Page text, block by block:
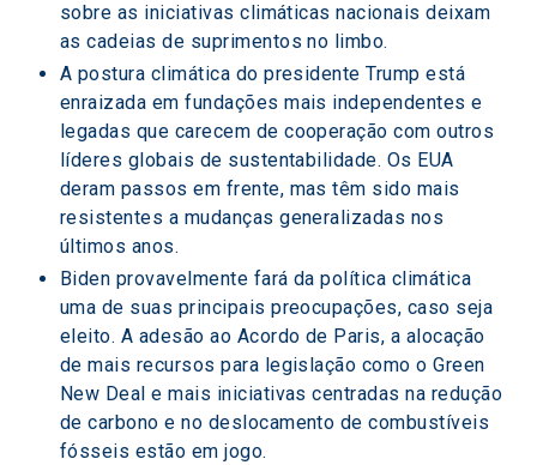
sobre as iniciativas climáticas nacionais deixam
as cadeias de suprimentos no limbo.
A postura climática do presidente Trump está
enraizada em fundações mais independentes e
legadas que carecem de cooperação com outros
líderes globais de sustentabilidade. Os EUA
deram passos em frente, mas têm sido mais
resistentes a mudanças generalizadas nos
últimos anos.
Biden provavelmente fará da política climática
uma de suas principais preocupações, caso seja
eleito. A adesão ao Acordo de Paris, a alocação
de mais recursos para legislação como o Green
New Deal e mais iniciativas centradas na redução
de carbono e no deslocamento de combustíveis
fósseis estão em jogo.